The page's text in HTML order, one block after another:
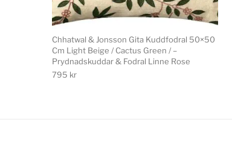
Chhatwal & Jonsson Gita Kuddfodral 50×50
Cm Light Beige / Cactus Green / –
Prydnadskuddar & Fodral Linne Rose
795 kr